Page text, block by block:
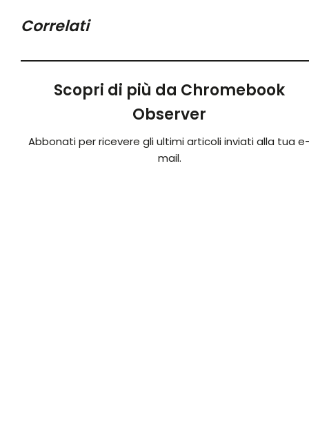
Correlati
Scopri di più da Chromebook
Observer
Abbonati per ricevere gli ultimi articoli inviati alla tua
mail.